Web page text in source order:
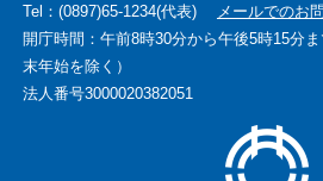
Tel：(0897)65-1234(代表)
メールでのお
開庁時間：午前8時30分から午後5時15分
末年始を除く）
法人番号3000020382051